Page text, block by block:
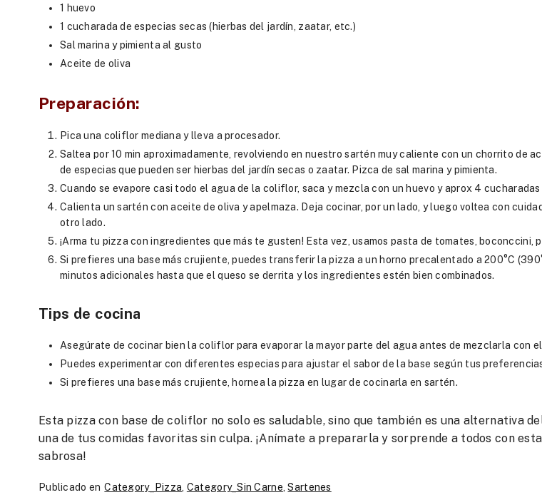
1 huevo
1 cucharada de especias secas (hierbas del jardín, zaatar, etc.)
Sal marina y pimienta al gusto
Aceite de oliva
Preparación:
Pica una coliflor mediana y lleva a procesador.
Saltea por 10 min aproximadamente, revolviendo en nuestro sartén muy caliente con un chorrito de
de especias que pueden ser hierbas del jardín secas o zaatar. Pizca de sal marina y pimienta.
Cuando se evapore casi todo el agua de la coliflor, saca y mezcla con un huevo y aprox 4 cucharadas
Calienta un sartén con aceite de oliva y apelmaza. Deja cocinar, por un lado, y luego voltea con
otro lado.
¡Arma tu pizza con ingredientes que más te gusten! Esta vez, usamos pasta de tomates, boconccini,
Si prefieres una base más crujiente, puedes transferir la pizza a un horno precalentado a 200°C
minutos adicionales hasta que el queso se derrita y los ingredientes estén bien combinados.
Tips de cocina
Asegúrate de cocinar bien la coliflor para evaporar la mayor parte del agua antes de mezclarla con
Puedes experimentar con diferentes especias para ajustar el sabor de la base según tus
Si prefieres una base más crujiente, hornea la pizza en lugar de cocinarla en sartén.
Esta pizza con base de coliflor no solo es saludable, sino que también es una alternativa
una de tus comidas favoritas sin culpa. ¡Anímate a prepararla y sorprende a todos con
sabrosa!
Publicado en Category_Pizza, Category_Sin Carne,Sartenes